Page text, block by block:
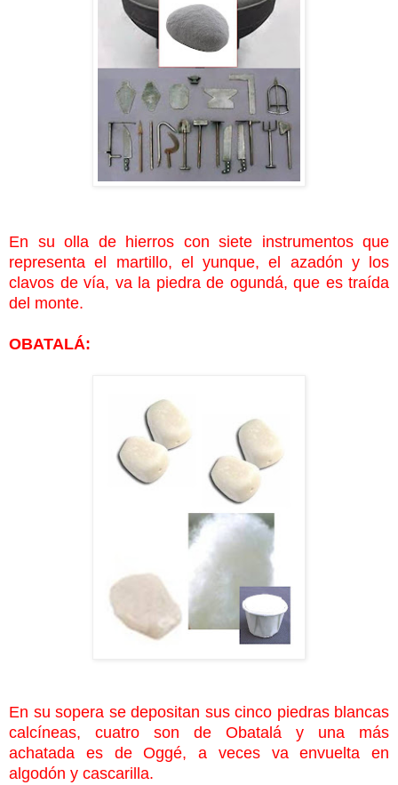
En su olla de hierros con siete instrumentos que
representa el martillo, el yunque, el azadón y los
clavos de vía, va la piedra de ogundá, que es traída
del monte.
OBATALÁ:
En su sopera se depositan sus cinco piedras blancas
calcíneas, cuatro son de Obatalá y una más
achatada es de Oggé, a veces va envuelta en
algodón y cascarilla.